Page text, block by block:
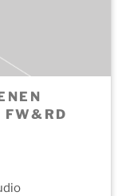
FW&RD